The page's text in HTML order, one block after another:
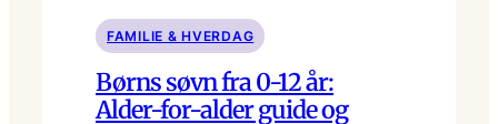
FAMILIE & HVERDAG
Børns søvn fra 0-12 år:
Alder-for-alder guide og